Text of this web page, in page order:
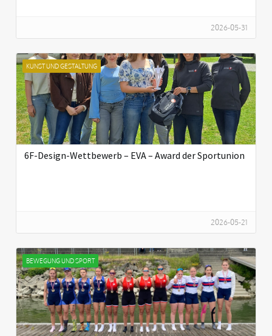
2026-05-31
KUNST UND GESTALTUNG
6F-Design-Wettbewerb – EVA – Award der Sportunion
2026-05-21
BEWEGUNG UND SPORT